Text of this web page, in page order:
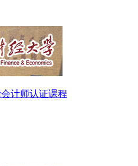
会计师认证课程